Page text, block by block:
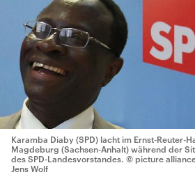
Karamba Diaby (SPD) lacht im Ernst-Reuter-
Magdeburg (Sachsen-Anhalt) während der
des SPD-Landesvorstandes. © picture
Jens Wolf